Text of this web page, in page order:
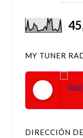
MY TUNER
DIRECCIÓN